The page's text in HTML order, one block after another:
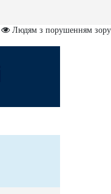
Людям з порушенням зору